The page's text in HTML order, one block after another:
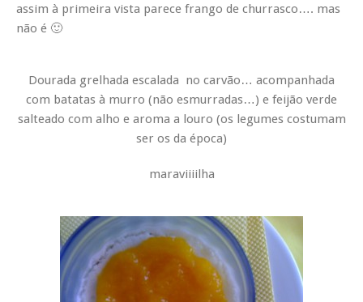
assim à primeira vista parece frango de churrasco…. mas
não é 🙂
Dourada grelhada escalada no carvão… acompanhada
com batatas à murro (não esmurradas…) e feijão verde
salteado com alho e aroma a louro (os legumes costumam
ser os da época)
maraviiiilha